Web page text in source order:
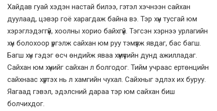
Хайдав гуай хэдэн настай билээ, гэтэл хэчнээн сайхан
дуулаад, цэвэр гоё харагдаж байна вэ. Тэр хүн тусгай юм
хэрэглэдэггүй, хоолны хорио байхгүй. Тэгсэн хэрнээ урлагийн
хүн болохоор үргэлж сайхан юм руу тэмүүлж явдаг, бас багш.
Багш хүн гэдэг өсч өндийж яваа хүмүүсийн дунд ажилладаг.
Сайхан юм хүнийг сайхан л болгодог. Тийм учраас ертөнцийн
сайхнаас хүртэх нь л хамгийн чухал. Сайхныг эдлэх их буруу.
Яагаад гэвэл, эдэлсний дараа тэр юм сайхан биш
болчихдог.